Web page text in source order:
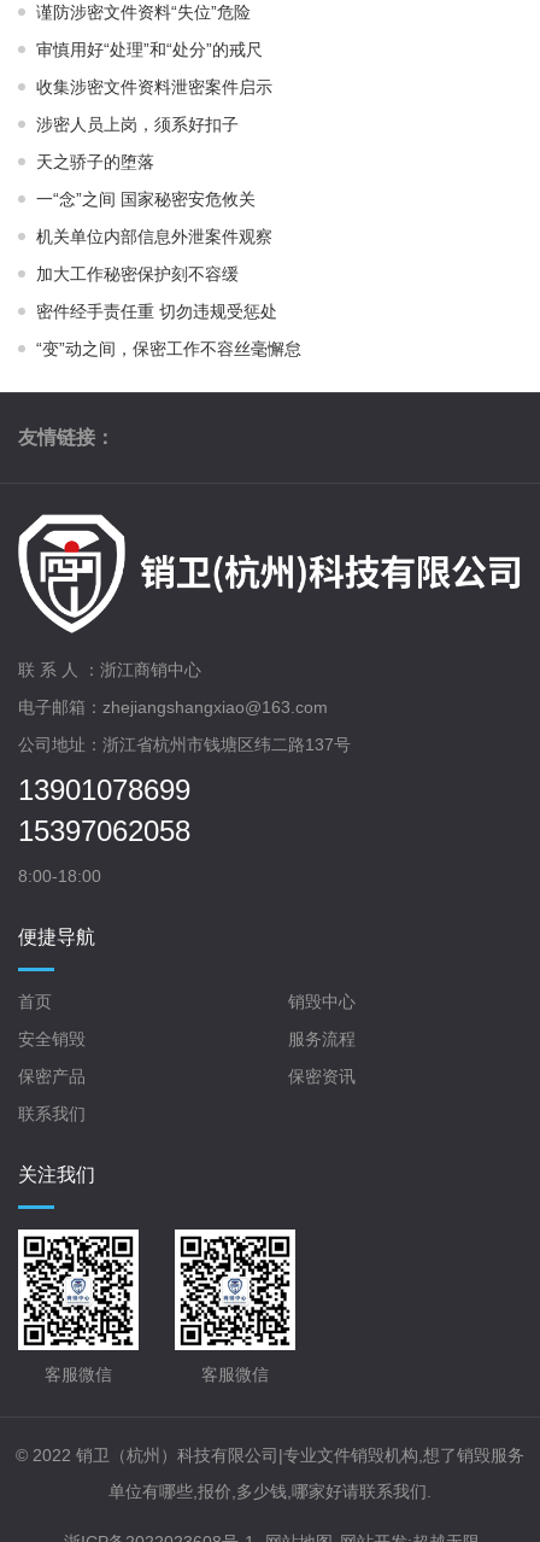
谨防涉密文件资料“失位”危险
审慎用好“处理”和“处分”的戒尺
收集涉密文件资料泄密案件启示
涉密人员上岗，须系好扣子
天之骄子的堕落
一“念”之间 国家秘密安危攸关
机关单位内部信息外泄案件观察
加大工作秘密保护刻不容缓
密件经手责任重 切勿违规受惩处
“变”动之间，保密工作不容丝毫懈怠
友情链接：
联 系 人 ：浙江商销中心
电子邮箱：zhejiangshangxiao@163.com
公司地址：浙江省杭州市钱塘区纬二路137号
13901078699
15397062058
8:00-18:00
便捷导航
首页
销毁中心
安全销毁
服务流程
保密产品
保密资讯
联系我们
关注我们
客服微信 客服微信
© 2022 销卫（杭州）科技有限公司|专业文件销毁机构,想了销毁服务
单位有哪些,报价,多少钱,哪家好请联系我们.